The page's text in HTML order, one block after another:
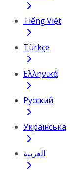
Tiếng Việt
Türkçe
Ελληνικά
Русский
Українська
العربية